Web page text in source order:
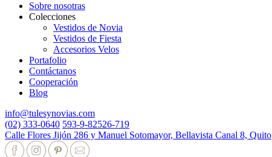
Sobre nosotras
Colecciones
Vestidos de Novia
Vestidos de Fiesta
Accesorios Velos
Portafolio
Contáctanos
Cooperación
Blog
info@tulesynovias.com
(02) 333-0640 593-9-82526-719
Calle Flores Jijón 286 y Manuel Sotomayor, Bellavista Canal 8, Quito